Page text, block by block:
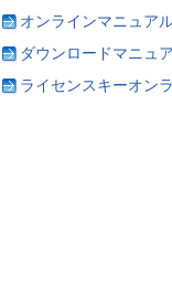
オンラインマニュア
ダウンロードマニュ
ライセンスキーオン